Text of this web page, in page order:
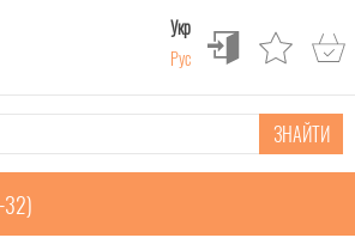
Укр
Рус
ЗНАЙТИ
32)